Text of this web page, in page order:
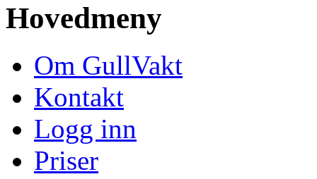
Hovedmeny
Om GullVakt
Kontakt
Logg inn
Priser